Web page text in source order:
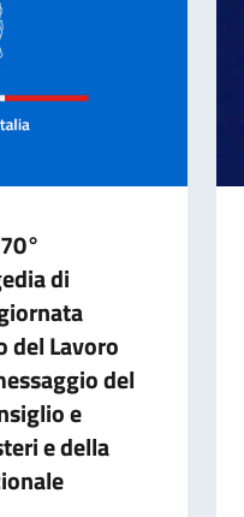
di
del Lavoro
del
e
e della